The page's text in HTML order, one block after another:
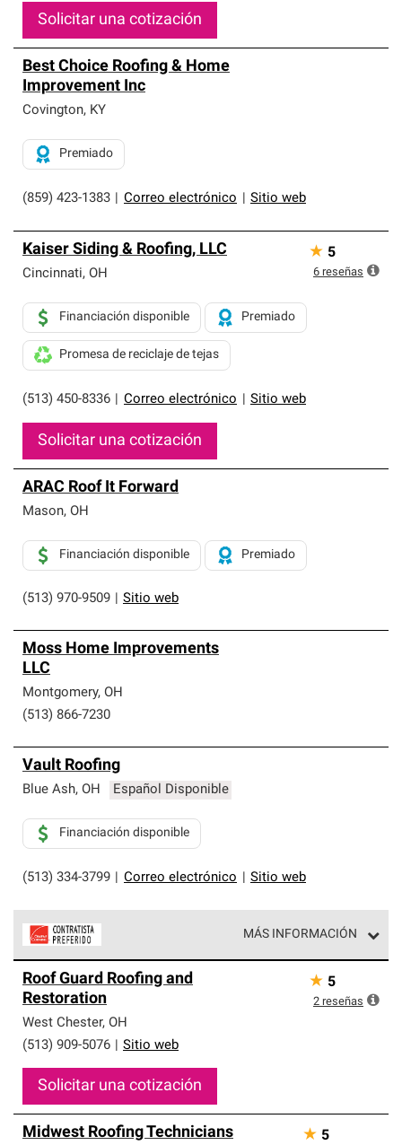
Solicitar una cotización
Best Choice Roofing & Home
Improvement Inc
Covington, KY
(859) 423-1383 Correo electrónico Sitio web
Premiado
Kaiser Siding & Roofing, LLC
Cincinnati, OH
(513) 450-8336 Correo electrónico Sitio web
Financiación disponible Premiado
Promesa de reciclaje de tejas
Solicitar una cotización
★ 5
6 reseñas
ARAC Roof It Forward
Mason, OH
(513) 970-9509 Sitio web
Financiación disponible Premiado
Moss Home Improvements
LLC
Montgomery, OH
(513) 866-7230
Vault Roofing
Blue Ash, OH Español Disponible
(513) 334-3799 Correo electrónico Sitio web
Financiación disponible
MÁS INFORMACIÓN
parte de una red exclusiva de profesionales de techos
que cumplen con altos estándares y requisitos estrictos
de profesionalismo y confiabilidad.
Roof Guard Roofing and
Restoration
West Chester, OH
(513) 909-5076
Sitio web
Solicitar una cotización
★ 5
2 reseñas
Midwest Roofing Technicians ★ 5